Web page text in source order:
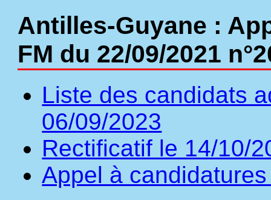
Antilles-Guyane :
FM du 22/09/2021
Liste des candidats
06/09/2023
Rectificatif le 14/10/
Appel à